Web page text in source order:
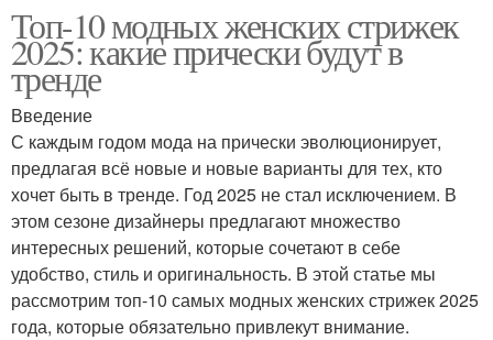
Топ-10 модных женских стрижек
2025: какие прически будут в
тренде
Введение
С каждым годом мода на прически эволюционирует,
предлагая всё новые и новые варианты для тех, кто
хочет быть в тренде. Год 2025 не стал исключением. В
этом сезоне дизайнеры предлагают множество
интересных решений, которые сочетают в себе
удобство, стиль и оригинальность. В этой статье мы
рассмотрим топ-10 самых модных женских стрижек 2025
года, которые обязательно привлекут внимание.